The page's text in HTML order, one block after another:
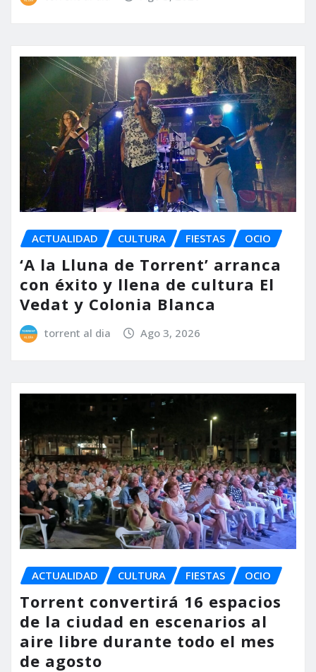
ACTUALIDAD CULTURA FIESTAS OCIO
‘A la Lluna de Torrent’ arranca
con éxito y llena de cultura El
Vedat y Colonia Blanca
torrent al dia Ago 3, 2026
ACTUALIDAD CULTURA FIESTAS OCIO
Torrent convertirá 16 espacios
de la ciudad en escenarios al
aire libre durante todo el mes
de agosto